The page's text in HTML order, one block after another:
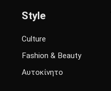
Style
Culture
Fashion & Beauty
Αυτοκίνητο